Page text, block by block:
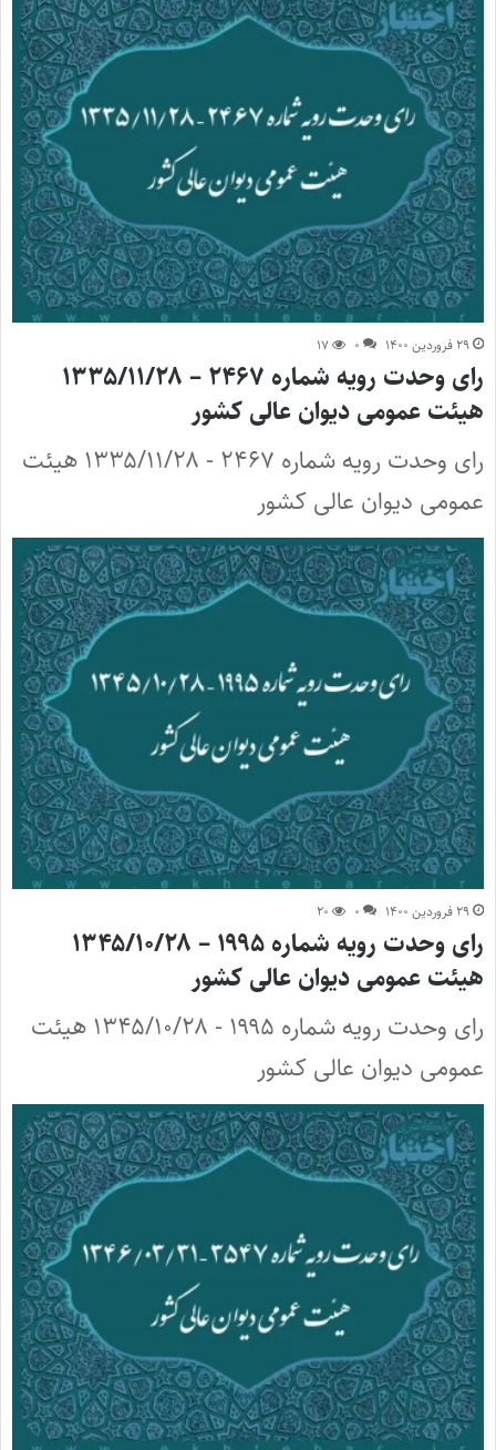
۲۹ فروردین ۱۴۰۰ ۰ ۱۷
رای وحدت رویه شماره ۲۴۶۷ – ۱۳۳۵/۱۱/۲۸
هیئت عمومی دیوان عالی کشور
رای وحدت رویه شماره ۲۴۶۷ - ۱۳۳۵/۱۱/۲۸ هیئت
عمومی دیوان عالی کشور
۲۹ فروردین ۱۴۰۰ ۰ ۲۰
رای وحدت رویه شماره ۱۹۹۵ – ۱۳۴۵/۱۰/۲۸
هیئت عمومی دیوان عالی کشور
رای وحدت رویه شماره ۱۹۹۵ - ۱۳۴۵/۱۰/۲۸ هیئت
عمومی دیوان عالی کشور